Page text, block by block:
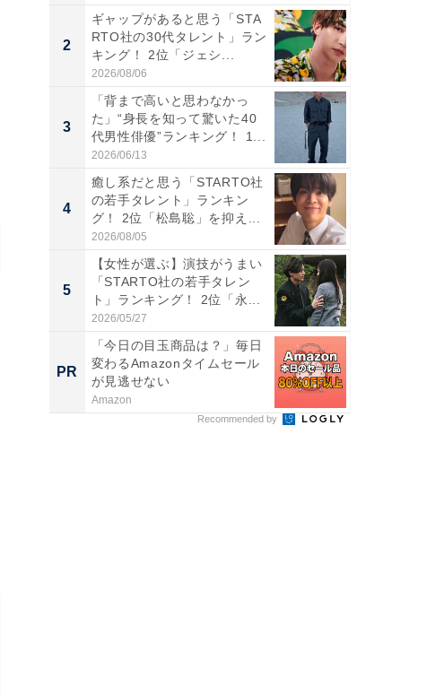
2
ギャップがあると思う「STA
RTO社の30代タレント」ラン
キング！ 2位「ジェシ...
2026/08/06
3
「背まで高いと思わなかっ
た」“身長を知って驚いた40
代男性俳優”ランキング！ 1...
2026/06/13
4
癒し系だと思う「STARTO社
の若手タレント」ランキン
グ！ 2位「松島聡」を抑え...
2026/08/05
5
【女性が選ぶ】演技がうまい
「STARTO社の若手タレン
ト」ランキング！ 2位「永...
2026/05/27
PR
「今日の目玉商品は？」毎日
変わるAmazonタイムセール
が見逃せない
Amazon
Recommended by